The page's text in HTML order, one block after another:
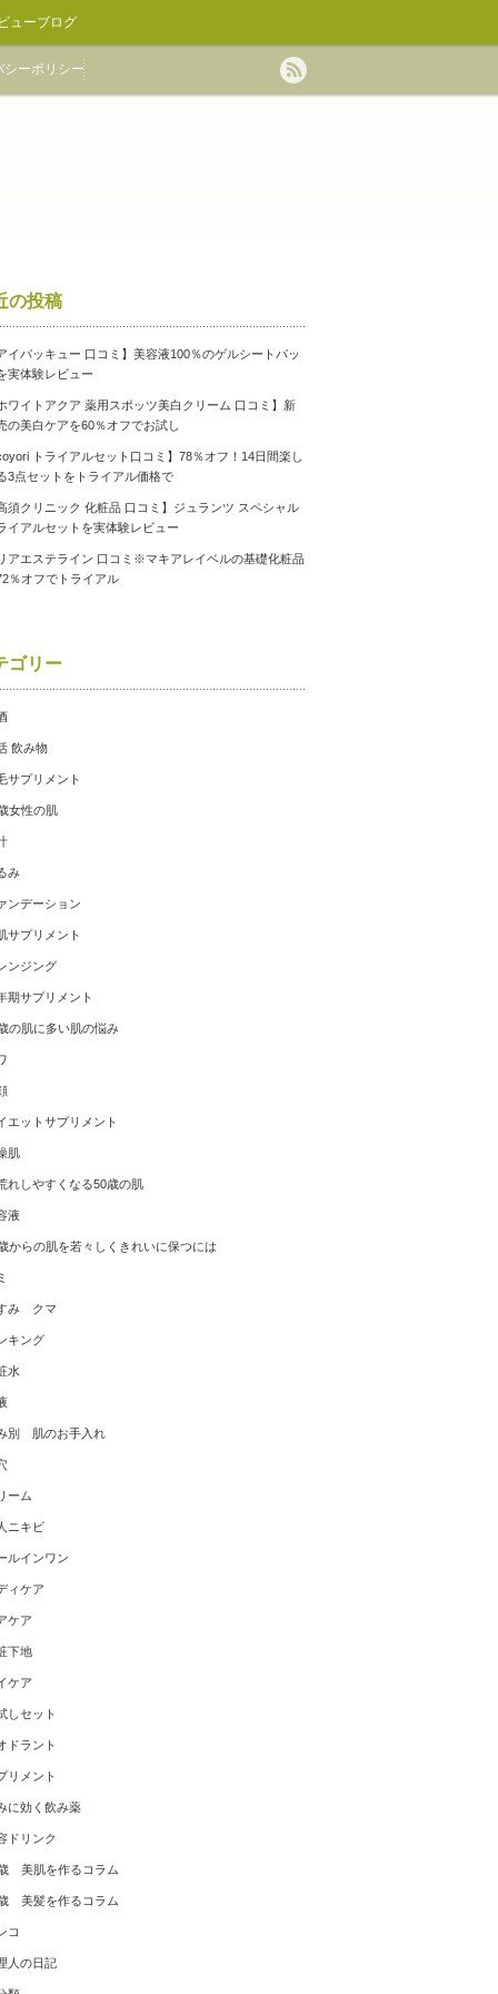
ューブログ
シーポリシー
の投稿
イパッキュー 口コミ】美容液100％のゲルシートパッ
実体験レビュー
ワイトアクア 薬用スポッツ美白クリーム 口コミ】新
の美白ケアを60％オフでお試し
トライアルセット口コミ】78％オフ！14日間楽し
3点セットをトライアル価格で
須クリニック 化粧品 口コミ】ジュランツ スペシャル
イアルセットを実体験レビュー
アエステライン 口コミ※マキアレイベルの基礎化粧品
％オフでトライアル
ゴリー
飲み物
サプリメント
女性の肌
み
ンデーション
サプリメント
ンジング
期サプリメント
の肌に多い肌の悩み
エットサプリメント
肌
れしやすくなる50歳の肌
液
からの肌を若々しくきれいに保つには
み クマ
キング
水
別 肌のお手入れ
ーム
ニキビ
ルインワン
ィケア
ケア
下地
ケア
しセット
ドラント
リメント
に効く飲み薬
ドリンク
美肌を作るコラム
美髪を作るコラム
コ
人の日記